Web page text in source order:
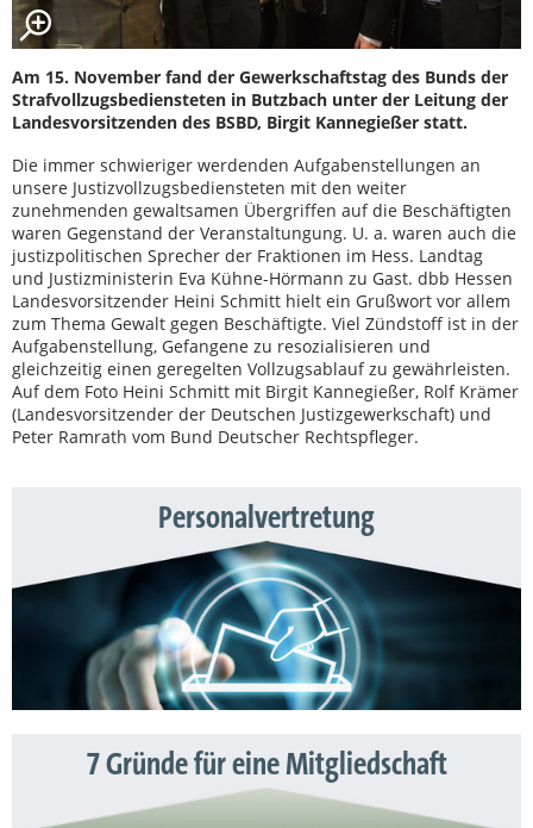
Am 15. November fand der Gewerkschaftstag des Bunds der
Strafvollzugsbediensteten in Butzbach unter der Leitung der
Landesvorsitzenden des BSBD, Birgit Kannegießer statt.
Die immer schwieriger werdenden Aufgabenstellungen an
unsere Justizvollzugsbediensteten mit den weiter
zunehmenden gewaltsamen Übergriffen auf die Beschäftigten
waren Gegenstand der Veranstaltungung. U. a. waren auch die
justizpolitischen Sprecher der Fraktionen im Hess. Landtag
und Justizministerin Eva Kühne-Hörmann zu Gast. dbb Hessen
Landesvorsitzender Heini Schmitt hielt ein Grußwort vor allem
zum Thema Gewalt gegen Beschäftigte. Viel Zündstoff ist in der
Aufgabenstellung, Gefangene zu resozialisieren und
gleichzeitig einen geregelten Vollzugsablauf zu gewährleisten.
Auf dem Foto Heini Schmitt mit Birgit Kannegießer, Rolf Krämer
(Landesvorsitzender der Deutschen Justizgewerkschaft) und
Peter Ramrath vom Bund Deutscher Rechtspfleger.
Personalvertretung
7 Gründe für eine Mitgliedschaft